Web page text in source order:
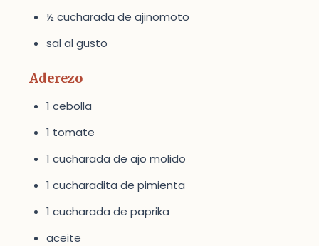
½ cucharada de ajinomoto
sal al gusto
Aderezo
1 cebolla
1 tomate
1 cucharada de ajo molido
1 cucharadita de pimienta
1 cucharada de paprika
aceite